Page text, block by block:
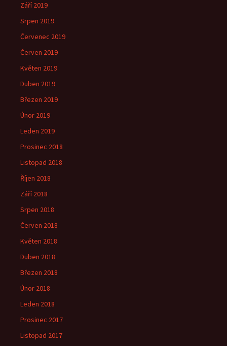
Září 2019
Srpen 2019
Červenec 2019
Červen 2019
Květen 2019
Duben 2019
Březen 2019
Únor 2019
Leden 2019
Prosinec 2018
Listopad 2018
Říjen 2018
Září 2018
Srpen 2018
Červen 2018
Květen 2018
Duben 2018
Březen 2018
Únor 2018
Leden 2018
Prosinec 2017
Listopad 2017